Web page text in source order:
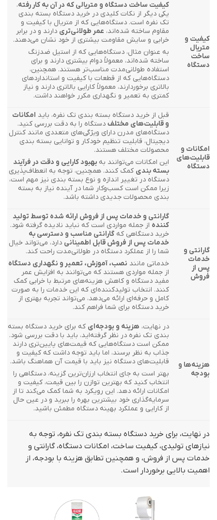
کیفیت و
متریال
ساخت
دستگاه
کیفیت ساخت دستگاه و متریالی که در آن به کار رفته،
یکی دیگر از نکات کلیدی در خرید دستگاه بسته بندی
تک نفره است. دستگاه‌هایی که از متریال با کیفیت و
مقاوم ساخته شده‌اند، عمر طولانی‌تری دارند و در برابر
خرابی و سایش مقاومت بیشتری از خود نشان می‌دهند.
به عنوان مثال، دستگاه‌هایی که از استیل ضدزنگ
ساخته شده‌اند، معمولاً دوام بیشتری دارند و برای
استفاده طولانی‌مدت مناسب‌تر هستند. همچنین،
دستگاه‌هایی که از قطعات با کیفیت و استانداردهای
بالاتری برخوردارند، معمولاً کارایی بالاتری دارند و نیاز
کمتری به تعمیر و نگهداری مکرر خواهند داشت.
امکانات و
قابلیت‌های
دستگاه
قبل از خرید دستگاه بسته بندی تک نفره، باید امکانات
و قابلیت‌های مختلف دستگاه را به دقت بررسی کنید.
دستگاه‌های مدرن دارای ویژگی‌های متعددی مانند کنترل
دیجیتال، قابلیت تنظیم خودکار و توانایی بسته بندی
محصولات مختلف هستند.
این امکانات می‌توانند به بهبود کارایی و دقت در فرآیند
بسته بندی کمک کنند. همچنین، توجه به انعطاف‌پذیری
دستگاه در تغییر اندازه و نوع بسته بندی نیز مهم است،
زیرا ممکن است کسب‌وکار شما در آینده نیاز به بسته
بندی محصولات جدیدی داشته باشد.
گارانتی و
خدمات
پس از
فروش
گارانتی و خدمات پس از فروش ارائه شده توسط تولید
کننده از جمله مواردی است که نباید نادیده گرفته شود.
خرید دستگاهی کهگارانتی مناسب و دسترسی به
خدمات پس از فروش قابل اطمینانی دارد، می‌تواند خیال
شما را از عملکرد دستگاه در طولانی‌مدت راحت کند.
خدماتی مانند نصب، آموزش، تعمیر و نگهداری دستگاه
از جمله مواردی هستند که می‌توانند به افزایش عمر
مفید دستگاه و کاهش هزینه‌های مرتبط با خرابی کمک
کنند. انتخاب تولیدکننده‌ای که این خدمات را به صورت
کامل و حرفه‌ای ارائه می‌دهد، می‌تواند تجربه بهتری از
خرید دستگاه برای شما فراهم کند.
هزینه‌ها و
بودجه
در نهایت، هزینه و بودجه‌ای که برای خرید دستگاه بسته
بندی تک نفره در نظر گرفته‌اید، باید با دقت بررسی شود.
ممکن است دستگاه‌هایی که قیمت‌های پایین‌تری دارند
جذاب به نظر برسند، اما باید توجه داشت که کیفیت و
قابلیت‌های دستگاه نیز باید با قیمت آن هماهنگ باشد.
بهتر است به جای انتخاب ارزان‌ترین گزینه، دستگاهی را
انتخاب کنید که بهترین توازن را بین قیمت، کیفیت و
امکانات ارائه دهد. این رویکرد به شما کمک می‌کند تا از
سرمایه‌گذاری خود بیشترین بهره را ببرید و در عین حال
از کارایی و عملکرد بهینه دستگاه مطمئن باشید.
در نهایت، برای خرید دستگاه بسته بندی تک نفره، توجه به
نیازهای تولیدی، کیفیت ساخت، امکانات دستگاه، گارانتی و
خدمات پس از فروش، و همچنین تطابق هزینه با بودجه، از
اهمیت بالایی برخوردار است.